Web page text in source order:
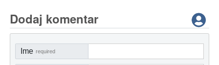
Dodaj komentar
Ime required